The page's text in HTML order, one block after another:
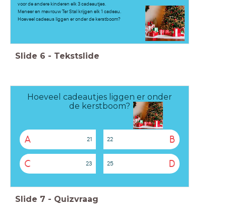
voor de andere kinderen elk 3 cadeautjes.
Meneer en mevrouw Ter Stal krijgen elk 1 cadeau.
Hoeveel cadeaus liggen er onder de kerstboom?
Slide 6 - Tekstslide
Hoeveel cadeautjes liggen er onder
de kerstboom?
A 21 B
22
C 23 D
25
Slide 7 - Quizvraag